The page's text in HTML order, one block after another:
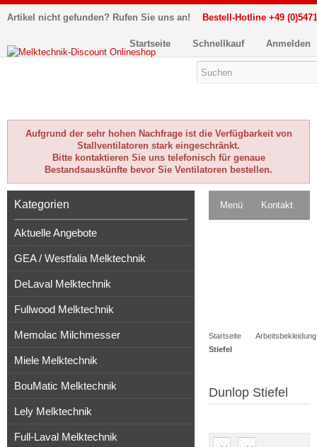
Artikel nicht gefunden? Rufen Sie uns an! Bestell-Hotline +49
Anmelden
Schnellkauf
Startseite
Aufgrund der sehr hohen Nachfrage ist die Verfügbarkeit von
Stallventilatoren stark eingeschränkt.
Bitte kontaktieren Sie uns telefonisch für genaue
Bestandsauskünfte bevor Sie Ventilatoren bestellen.
Menü Kontakt
Startseite
Arbeitsbekleidung
Stiefel
Dunlop Stiefel
Kategorien
Aktuelle Angebote
GEA / Westfalia Melktechnik
DeLaval Melktechnik
Fullwood Melktechnik
Memolac Milchmesser
Miele Melktechnik
BouMatic Melktechnik
Lely Melktechnik
Full-Laval Melktechnik